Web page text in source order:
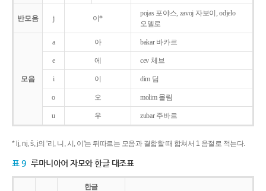
반모음 j 이*
pojas 포야스, zavoj 자보이, odjelo
오델로
모음
a 아 bakar 바카르
e 에 cev 체브
i 이 dim 딤
o 오 molim 몰림
u 우 zubar 주바르
* lj, nj, š, j의 '리, 니, 시, 이'는 뒤따르는 모음과 결합할 때 합쳐서 1 음절로 적는다.
표 9 루마니아어 자모와 한글 대조표
한글